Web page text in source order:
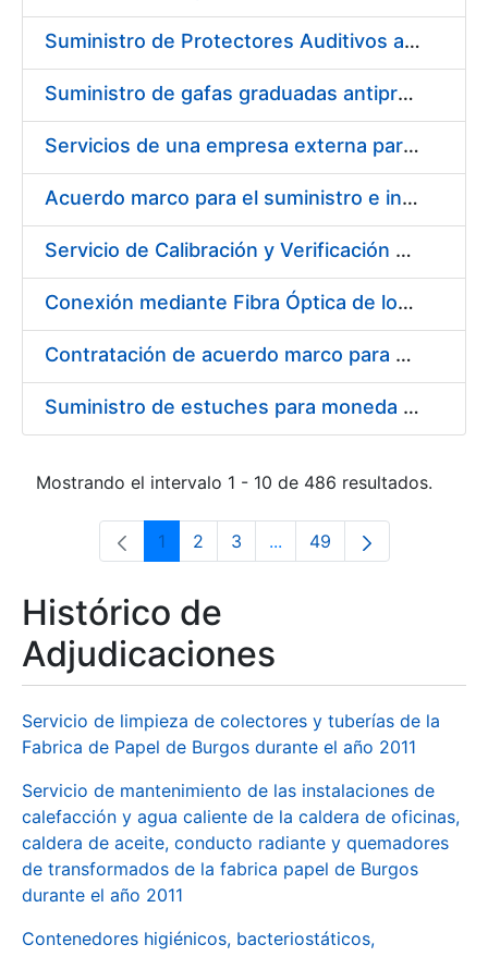
Suministro de Protectores Auditivos a medida para las personas trabajadoras de los Centros de Trabajo de Madrid y Burgos
Suministro de gafas graduadas antiproyecciones para los trabajadores de la FNMT-RCM en los centros de trabajo de Madrid y Burgos
Servicios de una empresa externa para el asesoramiento y resolución de los recursos de alzada que se presentan relacionados con procesos de selección para la FNMT-RCM
Acuerdo marco para el suministro e instalación de persianas, estores y otros complementos
Servicio de Calibración y Verificación Externa de los Equipos de Medición del Servicio de Prevención de la FNMT-RCM
Conexión mediante Fibra Óptica de los Centros de Proceso de Datos (CPDs) de las sedes de la FNMT-RCM de Burgos y Madrid
Contratación de acuerdo marco para el Suministro de Material de Electricidad para la Fábrica Nacional de Moneda y Timbre-Real Casa de la Moneda en su centro de trabajo de Burgos
Suministro de estuches para moneda de 30 €
Mostrando el intervalo 1 - 10 de 486 resultados.
Página
1 Página
2 Página
3 ...Páginas intermedias Use
Página
49
Histórico de
Adjudicaciones
Servicio de limpieza de colectores y tuberías de la
Fabrica de Papel de Burgos durante el año 2011
Servicio de mantenimiento de las instalaciones de
calefacción y agua caliente de la caldera de oficinas,
caldera de aceite, conducto radiante y quemadores
de transformados de la fabrica papel de Burgos
durante el año 2011
Contenedores higiénicos, bacteriostáticos,